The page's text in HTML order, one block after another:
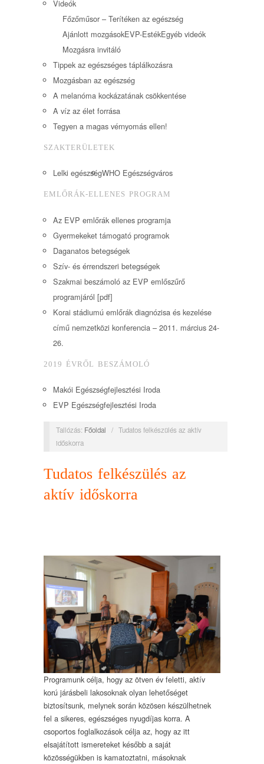
Videók
Főzőműsor – Terítéken az egészség
Ajánlott mozgásokEVP-EstékEgyéb videók
Mozgásra invitáló
Tippek az egészséges táplálkozásra
Mozgásban az egészség
A melanóma kockázatának csökkentése
A víz az élet forrása
Tegyen a magas vérnyomás ellen!
SZAKTERÜLETEK
Lelki egészségWHO Egészségváros
EMLŐRÁK-ELLENES PROGRAM
Az EVP emlőrák ellenes programja
Gyermekeket támogató programok
Daganatos betegségek
Szív- és érrendszeri betegségek
Szakmai beszámoló az EVP emlőszűrő
programjáról [pdf]
Korai stádiumú emlőrák diagnózisa és kezelése
című nemzetközi konferencia – 2011. március 24-
26.
2019 ÉVRŐL BESZÁMOLÓ
Makói Egészségfejlesztési Iroda
EVP Egészségfejlesztési Iroda
Tallózás: Főoldal / Tudatos felkészülés az aktív
időskorra
Tudatos felkészülés az
aktív időskorra
Programunk célja, hogy az ötven év feletti, aktív
korú járásbeli lakosoknak olyan lehetőséget
biztosítsunk, melynek során közösen készülhetnek
fel a sikeres, egészséges nyugdíjas korra. A
csoportos foglalkozások célja az, hogy az itt
elsajátított ismereteket később a saját
közösségükben is kamatoztatni, másoknak